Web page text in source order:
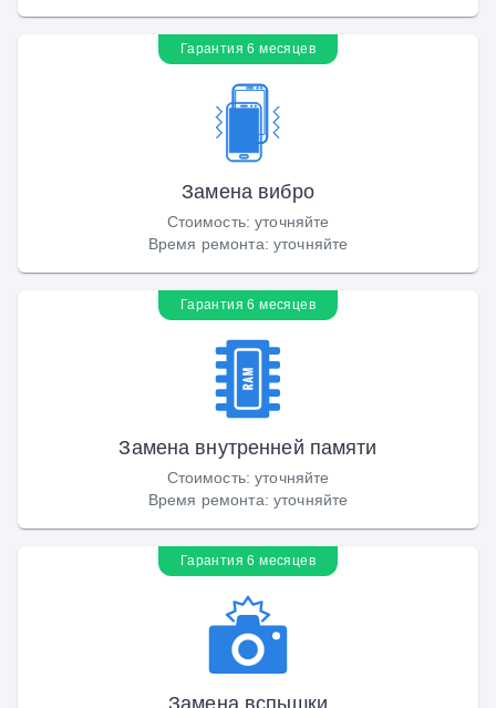
Гарантия 6 месяцев
Замена вибро
Стоимость:уточняйте
Время ремонта: уточняйте
Гарантия 6 месяцев
Замена внутренней памяти
Стоимость:уточняйте
Время ремонта: уточняйте
Гарантия 6 месяцев
Замена вспышки